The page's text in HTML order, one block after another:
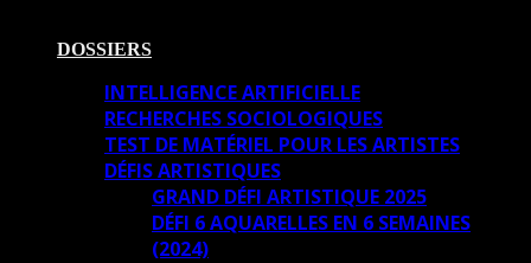
DOSSIERS
INTELLIGENCE ARTIFICIELLE
RECHERCHES SOCIOLOGIQUES
TEST DE MATÉRIEL POUR LES ARTISTES
DÉFIS ARTISTIQUES
GRAND DÉFI ARTISTIQUE 2025
DÉFI 6 AQUARELLES EN 6 SEMAINES
(2024)